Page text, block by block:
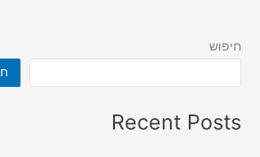
חיפוש
Recent Posts